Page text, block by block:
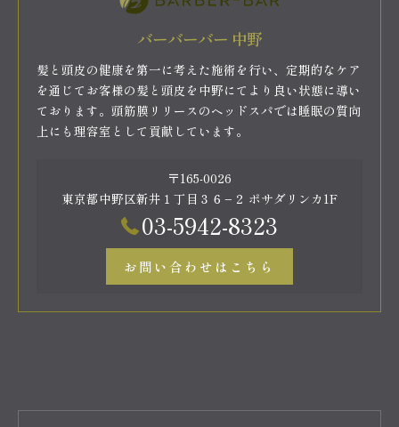
バーバーバー 中野
髪と頭皮の健康を第一に考えた施術を行い、定期的なケア
を通じてお客様の髪と頭皮を中野にてより良い状態に導い
ております。頭筋膜リリースのヘッドスパでは睡眠の質向
上にも理容室として貢献しています。
〒165-0026
東京都中野区新井１丁目３６−２ ポサダリンカ1F
03-5942-8323
お問い合わせはこちら